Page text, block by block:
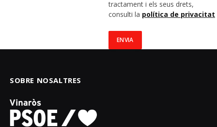
tractament i els seus drets,
consulti la política de privacitat
SOBRE NOSALTRES